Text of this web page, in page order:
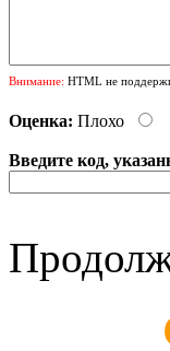
Внимание: HTML не
Оценка: Плохо
Введите код,